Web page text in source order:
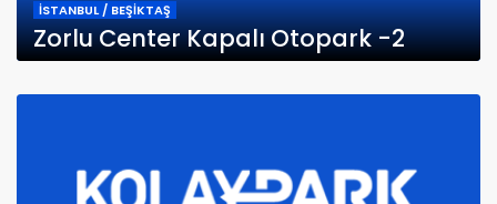
İSTANBUL / BEŞİKTAŞ
Zorlu Center Kapalı Otopark -2